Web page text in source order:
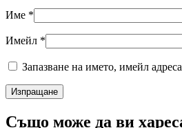
Име *
Имейл *
Запазване на името, имейл
Също може да ви